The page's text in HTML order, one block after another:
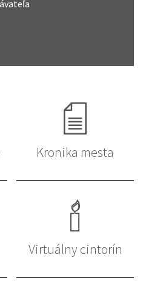
Kronika mesta
Virtuálny cintorín